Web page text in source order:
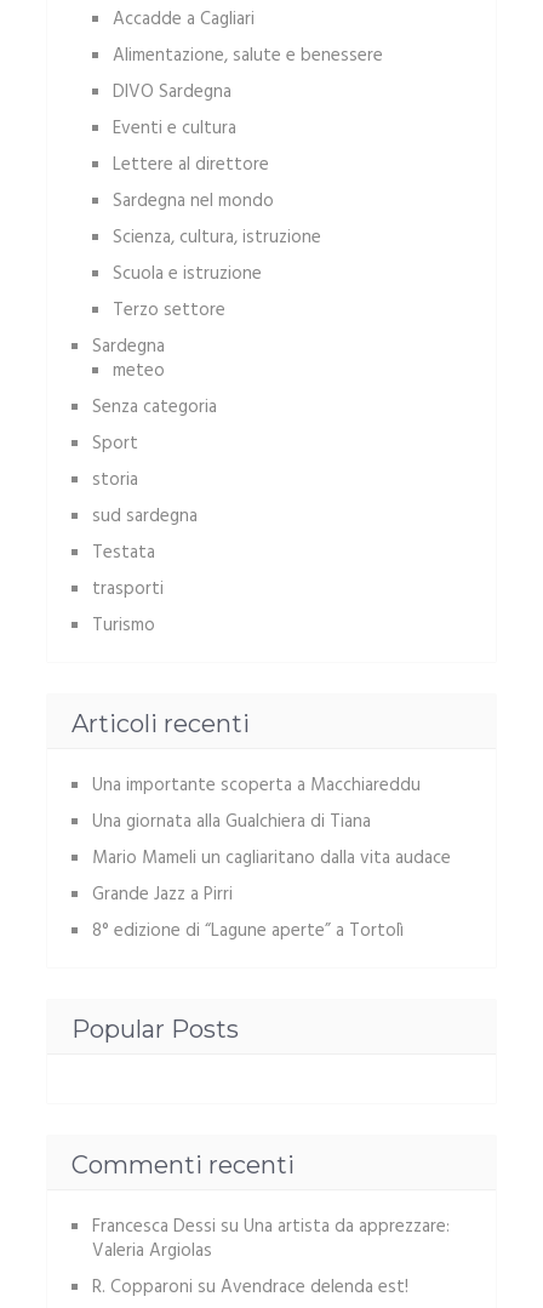
Accadde a Cagliari
Alimentazione, salute e benessere
DIVO Sardegna
Eventi e cultura
Lettere al direttore
Sardegna nel mondo
Scienza, cultura, istruzione
Scuola e istruzione
Terzo settore
Sardegna
meteo
Senza categoria
Sport
storia
sud sardegna
Testata
trasporti
Turismo
Articoli recenti
Una importante scoperta a Macchiareddu
Una giornata alla Gualchiera di Tiana
Mario Mameli un cagliaritano dalla vita audace
Grande Jazz a Pirri
8° edizione di “Lagune aperte” a Tortolì
Popular Posts
Commenti recenti
Francesca Dessi su Una artista da apprezzare:
Valeria Argiolas
R. Copparoni su Avendrace delenda est!